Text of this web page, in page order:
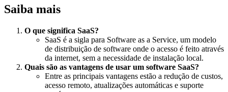
Saiba mais
O que significa SaaS?
SaaS é a sigla para Software as a Service, um modelo
de distribuição de software onde o acesso é feito através
da internet, sem a necessidade de instalação local.
Quais são as vantagens de usar um software SaaS?
Entre as principais vantagens estão a redução de custos,
acesso remoto, atualizações automáticas e suporte